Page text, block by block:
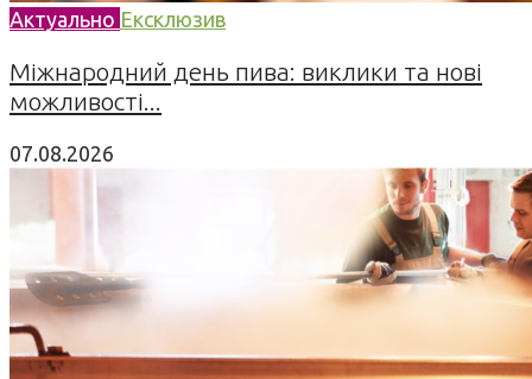
Актуально Ексклюзив
Міжнародний день пива: виклики та нові
можливості...
07.08.2026